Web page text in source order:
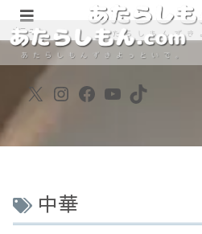
890861698 890861698
X Instagram
Facebook
YouTube
中華
メニュー